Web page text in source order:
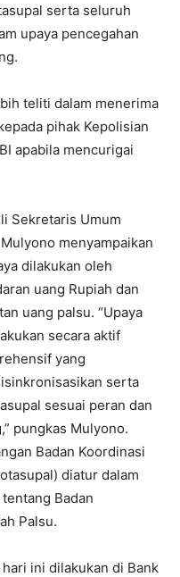
serta seluruh
upaya pencegahan
teliti dalam menerima
pihak Kepolisian
apabila mencurigai
Sekretaris Umum
menyampaikan
dilakukan oleh
uang Rupiah dan
uang palsu. “Upaya
secara aktif
yang
serta
sesuai peran dan
pungkas Mulyono.
Badan Koordinasi
diatur dalam
Badan
Palsu.
ini dilakukan di Bank